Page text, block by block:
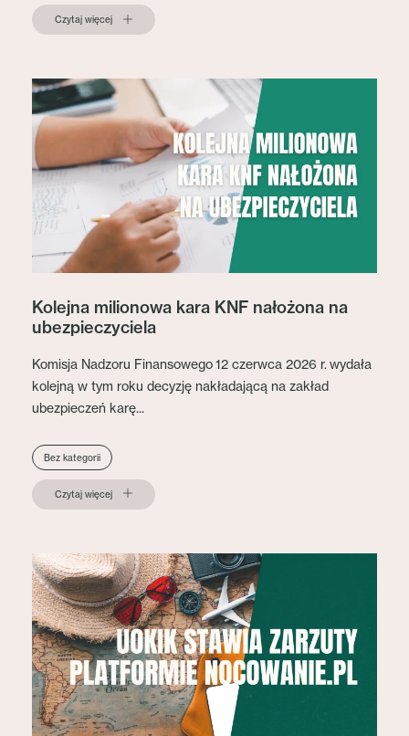
Czytaj więcej
Kolejna milionowa kara KNF nałożona na
ubezpieczyciela
Komisja Nadzoru Finansowego 12 czerwca 2026 r. wydała
kolejną w tym roku decyzję nakładającą na zakład
ubezpieczeń karę...
Bez kategorii
Czytaj więcej